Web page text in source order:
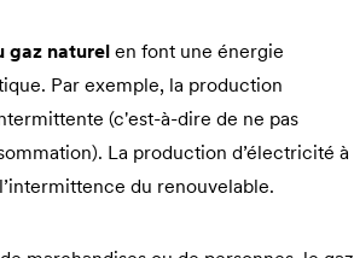
gaz naturelen font une énergie
Par exemple, la production
(c'est-à-dire de ne pas
La production d’électricité à
du renouvelable.